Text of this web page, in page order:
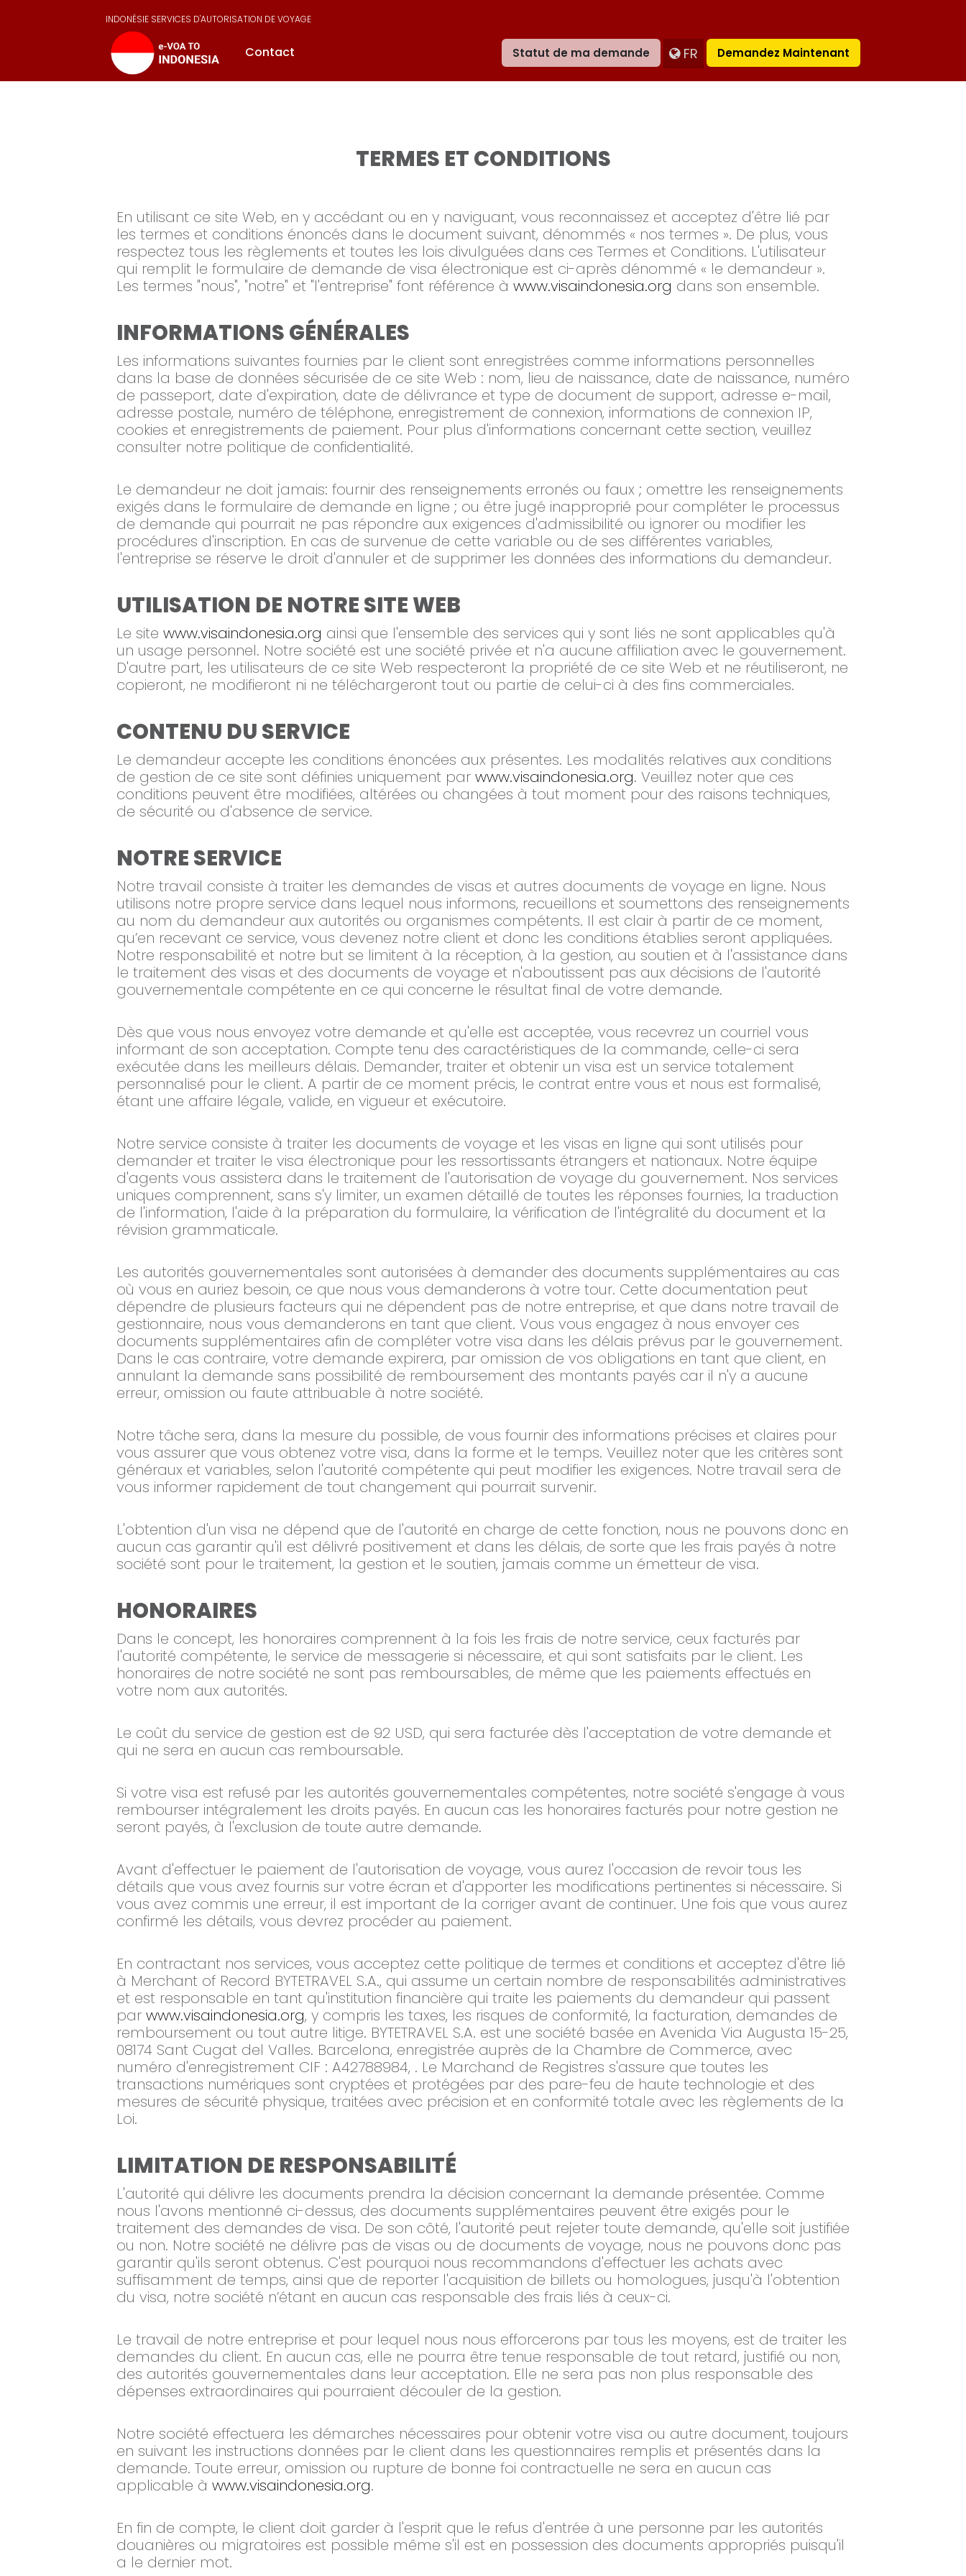
INDONÉSIE SERVICES D'AUTORISATION DE VOYAGE
Contact Statut de ma demande FR Demandez Maintenant
TERMES ET CONDITIONS
En utilisant ce site Web, en y accédant ou en y naviguant, vous reconnaissez et acceptez d'être lié par
les termes et conditions énoncés dans le document suivant, dénommés « nos termes ». De plus, vous
respectez tous les règlements et toutes les lois divulguées dans ces Termes et Conditions. L'utilisateur
qui remplit le formulaire de demande de visa électronique est ci-après dénommé « le demandeur ».
Les termes "nous", "notre" et "l'entreprise" font référence à www.visaindonesia.org dans son ensemble.
INFORMATIONS GÉNÉRALES
Les informations suivantes fournies par le client sont enregistrées comme informations personnelles
dans la base de données sécurisée de ce site Web : nom, lieu de naissance, date de naissance, numéro
de passeport, date d'expiration, date de délivrance et type de document de support, adresse e-mail,
adresse postale, numéro de téléphone, enregistrement de connexion, informations de connexion IP,
cookies et enregistrements de paiement. Pour plus d'informations concernant cette section, veuillez
consulter notre politique de confidentialité.
Le demandeur ne doit jamais: fournir des renseignements erronés ou faux ; omettre les renseignements
exigés dans le formulaire de demande en ligne ; ou être jugé inapproprié pour compléter le processus
de demande qui pourrait ne pas répondre aux exigences d'admissibilité ou ignorer ou modifier les
procédures d'inscription. En cas de survenue de cette variable ou de ses différentes variables,
l'entreprise se réserve le droit d'annuler et de supprimer les données des informations du demandeur.
UTILISATION DE NOTRE SITE WEB
Le site www.visaindonesia.org ainsi que l'ensemble des services qui y sont liés ne sont applicables qu'à
un usage personnel. Notre société est une société privée et n'a aucune affiliation avec le gouvernement.
D'autre part, les utilisateurs de ce site Web respecteront la propriété de ce site Web et ne réutiliseront, ne
copieront, ne modifieront ni ne téléchargeront tout ou partie de celui-ci à des fins commerciales.
CONTENU DU SERVICE
Le demandeur accepte les conditions énoncées aux présentes. Les modalités relatives aux conditions
de gestion de ce site sont définies uniquement par www.visaindonesia.org. Veuillez noter que ces
conditions peuvent être modifiées, altérées ou changées à tout moment pour des raisons techniques,
de sécurité ou d'absence de service.
NOTRE SERVICE
Notre travail consiste à traiter les demandes de visas et autres documents de voyage en ligne. Nous
utilisons notre propre service dans lequel nous informons, recueillons et soumettons des renseignements
au nom du demandeur aux autorités ou organismes compétents. Il est clair à partir de ce moment,
qu’en recevant ce service, vous devenez notre client et donc les conditions établies seront appliquées.
Notre responsabilité et notre but se limitent à la réception, à la gestion, au soutien et à l'assistance dans
le traitement des visas et des documents de voyage et n'aboutissent pas aux décisions de l'autorité
gouvernementale compétente en ce qui concerne le résultat final de votre demande.
Dès que vous nous envoyez votre demande et qu'elle est acceptée, vous recevrez un courriel vous
informant de son acceptation. Compte tenu des caractéristiques de la commande, celle-ci sera
exécutée dans les meilleurs délais. Demander, traiter et obtenir un visa est un service totalement
personnalisé pour le client. A partir de ce moment précis, le contrat entre vous et nous est formalisé,
étant une affaire légale, valide, en vigueur et exécutoire.
Notre service consiste à traiter les documents de voyage et les visas en ligne qui sont utilisés pour
demander et traiter le visa électronique pour les ressortissants étrangers et nationaux. Notre équipe
d'agents vous assistera dans le traitement de l'autorisation de voyage du gouvernement. Nos services
uniques comprennent, sans s'y limiter, un examen détaillé de toutes les réponses fournies, la traduction
de l'information, l'aide à la préparation du formulaire, la vérification de l'intégralité du document et la
révision grammaticale.
Les autorités gouvernementales sont autorisées à demander des documents supplémentaires au cas
où vous en auriez besoin, ce que nous vous demanderons à votre tour. Cette documentation peut
dépendre de plusieurs facteurs qui ne dépendent pas de notre entreprise, et que dans notre travail de
gestionnaire, nous vous demanderons en tant que client. Vous vous engagez à nous envoyer ces
documents supplémentaires afin de compléter votre visa dans les délais prévus par le gouvernement.
Dans le cas contraire, votre demande expirera, par omission de vos obligations en tant que client, en
annulant la demande sans possibilité de remboursement des montants payés car il n'y a aucune
erreur, omission ou faute attribuable à notre société.
Notre tâche sera, dans la mesure du possible, de vous fournir des informations précises et claires pour
vous assurer que vous obtenez votre visa, dans la forme et le temps. Veuillez noter que les critères sont
généraux et variables, selon l'autorité compétente qui peut modifier les exigences. Notre travail sera de
vous informer rapidement de tout changement qui pourrait survenir.
L'obtention d'un visa ne dépend que de l'autorité en charge de cette fonction, nous ne pouvons donc en
aucun cas garantir qu'il est délivré positivement et dans les délais, de sorte que les frais payés à notre
société sont pour le traitement, la gestion et le soutien, jamais comme un émetteur de visa.
HONORAIRES
Dans le concept, les honoraires comprennent à la fois les frais de notre service, ceux facturés par
l'autorité compétente, le service de messagerie si nécessaire, et qui sont satisfaits par le client. Les
honoraires de notre société ne sont pas remboursables, de même que les paiements effectués en
votre nom aux autorités.
Le coût du service de gestion est de 92 USD, qui sera facturée dès l'acceptation de votre demande et
qui ne sera en aucun cas remboursable.
Si votre visa est refusé par les autorités gouvernementales compétentes, notre société s'engage à vous
rembourser intégralement les droits payés. En aucun cas les honoraires facturés pour notre gestion ne
seront payés, à l'exclusion de toute autre demande.
Avant d'effectuer le paiement de l'autorisation de voyage, vous aurez l'occasion de revoir tous les
détails que vous avez fournis sur votre écran et d'apporter les modifications pertinentes si nécessaire. Si
vous avez commis une erreur, il est important de la corriger avant de continuer. Une fois que vous aurez
confirmé les détails, vous devrez procéder au paiement.
En contractant nos services, vous acceptez cette politique de termes et conditions et acceptez d'être lié
à Merchant of Record BYTETRAVEL S.A., qui assume un certain nombre de responsabilités administratives
et est responsable en tant qu'institution financière qui traite les paiements du demandeur qui passent
par www.visaindonesia.org, y compris les taxes, les risques de conformité, la facturation, demandes de
remboursement ou tout autre litige. BYTETRAVEL S.A. est une société basée en Avenida Via Augusta 15-25,
08174 Sant Cugat del Valles. Barcelona, enregistrée auprès de la Chambre de Commerce, avec
numéro d'enregistrement CIF : A42788984, . Le Marchand de Registres s'assure que toutes les
transactions numériques sont cryptées et protégées par des pare-feu de haute technologie et des
mesures de sécurité physique, traitées avec précision et en conformité totale avec les règlements de la
Loi.
LIMITATION DE RESPONSABILITÉ
L'autorité qui délivre les documents prendra la décision concernant la demande présentée. Comme
nous l'avons mentionné ci-dessus, des documents supplémentaires peuvent être exigés pour le
traitement des demandes de visa. De son côté, l'autorité peut rejeter toute demande, qu'elle soit justifiée
ou non. Notre société ne délivre pas de visas ou de documents de voyage, nous ne pouvons donc pas
garantir qu'ils seront obtenus. C'est pourquoi nous recommandons d'effectuer les achats avec
suffisamment de temps, ainsi que de reporter l'acquisition de billets ou homologues, jusqu'à l'obtention
du visa, notre société n’étant en aucun cas responsable des frais liés à ceux-ci.
Le travail de notre entreprise et pour lequel nous nous efforcerons par tous les moyens, est de traiter les
demandes du client. En aucun cas, elle ne pourra être tenue responsable de tout retard, justifié ou non,
des autorités gouvernementales dans leur acceptation. Elle ne sera pas non plus responsable des
dépenses extraordinaires qui pourraient découler de la gestion.
Notre société effectuera les démarches nécessaires pour obtenir votre visa ou autre document, toujours
en suivant les instructions données par le client dans les questionnaires remplis et présentés dans la
demande. Toute erreur, omission ou rupture de bonne foi contractuelle ne sera en aucun cas
applicable à www.visaindonesia.org.
En fin de compte, le client doit garder à l'esprit que le refus d'entrée à une personne par les autorités
douanières ou migratoires est possible même s'il est en possession des documents appropriés puisqu'il
a le dernier mot.